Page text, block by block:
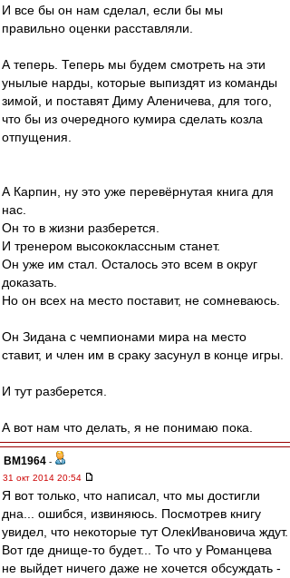
И все бы он нам сделал, если бы мы
правильно оценки расставляли.
А теперь. Теперь мы будем смотреть на эти
унылые нарды, которые выпиздят из команды
зимой, и поставят Диму Аленичева, для того,
что бы из очередного кумира сделать козла
отпущения.
А Карпин, ну это уже перевёрнутая книга для
нас.
Он то в жизни разберется.
И тренером высококлассным станет.
Он уже им стал. Осталось это всем в округ
доказать.
Но он всех на место поставит, не сомневаюсь.
Он Зидана с чемпионами мира на место
ставит, и член им в сраку засунул в конце игры.
И тут разберется.
А вот нам что делать, я не понимаю пока.
BM1964 -
31 окт 2014 20:54
Я вот только, что написал, что мы достигли
дна... ошибся, извиняюсь. Посмотрев книгу
увидел, что некоторые тут ОлекИвановича ждут.
Вот где днище-то будет... То что у Романцева
не выйдет ничего даже не хочется обсуждать -